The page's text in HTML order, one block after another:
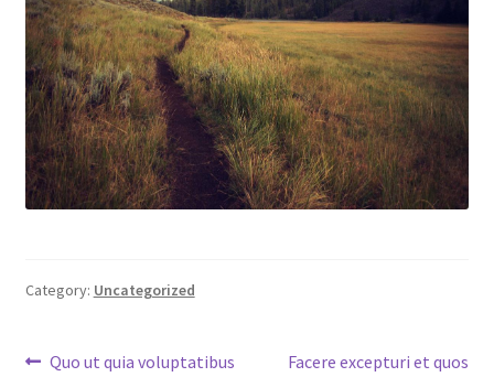
Category: Uncategorized
Post
Previous
Quo ut quia voluptatibus
Next
Facere excepturi et quos